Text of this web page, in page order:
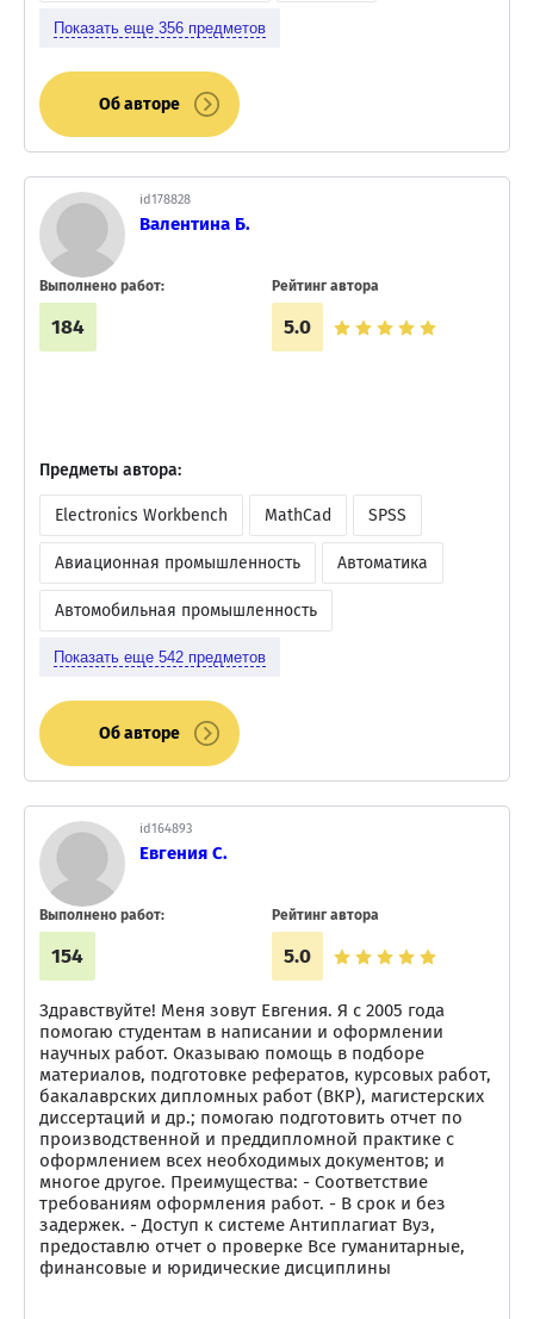
Показать еще 356 предметов
Об авторе
Валентина Б.
id178828
Выполнено работ:
184
Рейтинг автора
5.0
Предметы автора:
Electronics Workbench MathCad SPSS
Авиационная промышленность Автоматика
Автомобильная промышленность
Показать еще 542 предметов
Об авторе
Евгения С.
id164893
Выполнено работ:
154
Рейтинг автора
5.0
Здравствуйте! Меня зовут Евгения. Я с 2005 года
помогаю студентам в написании и оформлении
научных работ. Оказываю помощь в подборе
материалов, подготовке рефератов, курсовых работ,
бакалаврских дипломных работ (ВКР), магистерских
диссертаций и др.; помогаю подготовить отчет по
производственной и преддипломной практике с
оформлением всех необходимых документов; и
многое другое. Преимущества: - Соответствие
требованиям оформления работ. - В срок и без
задержек. - Доступ к системе Антиплагиат Вуз,
предоставлю отчет о проверке Все гуманитарные,
финансовые и юридические дисциплины